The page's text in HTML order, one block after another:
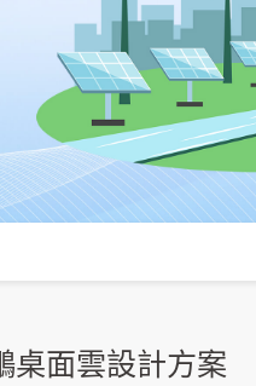
桌面雲設計方案